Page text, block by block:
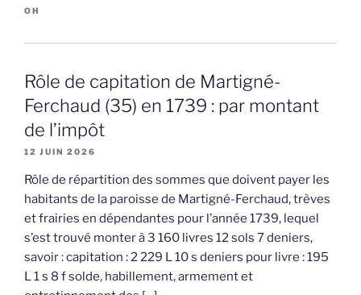
OH
Rôle de capitation de Martigné-
Ferchaud (35) en 1739 : par montant
de l’impôt
12 JUIN 2026
Rôle de répartition des sommes que doivent payer les
habitants de la paroisse de Martigné-Ferchaud, trèves
et frairies en dépendantes pour l’année 1739, lequel
s’est trouvé monter à 3 160 livres 12 sols 7 deniers,
savoir : capitation : 2 229 L 10 s deniers pour livre : 195
L 1 s 8 f solde, habillement, armement et